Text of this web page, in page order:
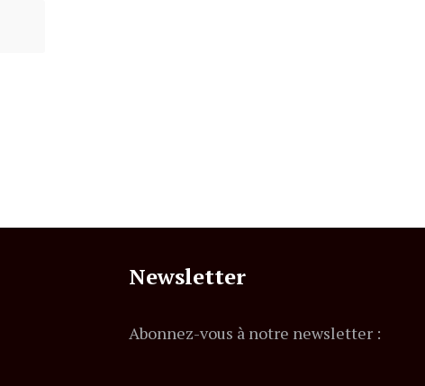
Newsletter
Abonnez-vous à notre newsletter :